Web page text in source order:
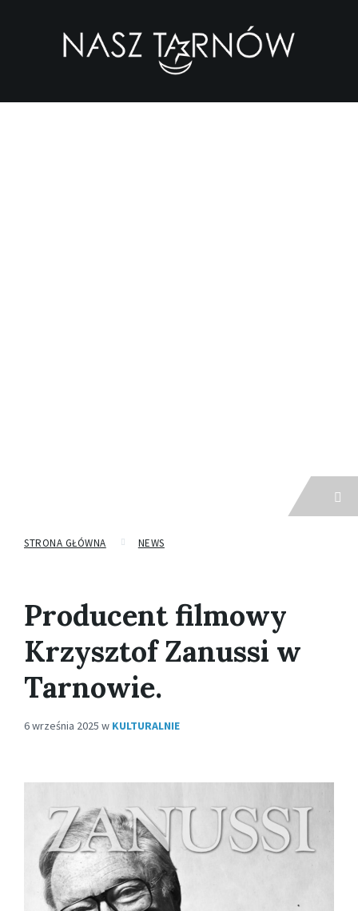
STRONA GŁÓWNA NEWS
Producent filmowy
Krzysztof Zanussi w
Tarnowie.
6 września 2025 w KULTURALNIE